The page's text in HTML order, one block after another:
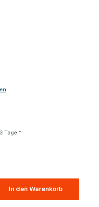
Tage *
Wert ein oder benutze die
In den Warenkorb